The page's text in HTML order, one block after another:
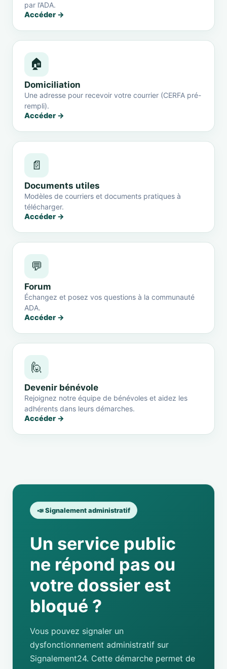
par l’ADA.
Accéder →
🏠
Domiciliation
Une adresse pour recevoir votre courrier (CERFA pré-
rempli).
Accéder →
📄
Documents utiles
Modèles de courriers et documents pratiques à
télécharger.
Accéder →
💬
Forum
Échangez et posez vos questions à la communauté
ADA.
Accéder →
🙋
Devenir bénévole
Rejoignez notre équipe de bénévoles et aidez les
adhérents dans leurs démarches.
Accéder →
📣 Signalement administratif
Un service public
ne répond pas ou
votre dossier est
bloqué ?
Vous pouvez signaler un
dysfonctionnement administratif sur
Signalement24. Cette démarche permet de